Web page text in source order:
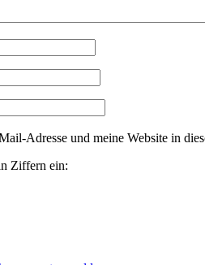
Adresse und meine Website in
Ziffern ein: